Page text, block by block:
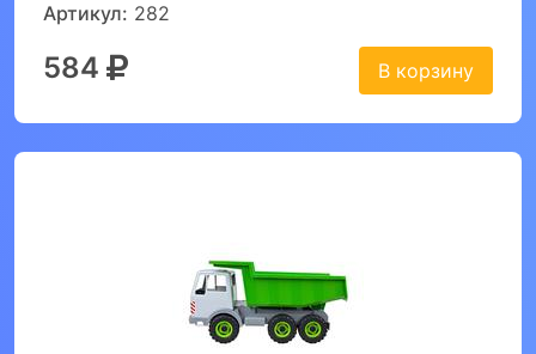
Артикул: 282
584 В корзину